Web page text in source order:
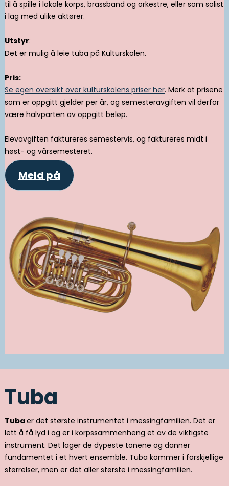
til å spille i lokale korps, brassband og orkestre, eller som solist
i lag med ulike aktører.
Utstyr:
Det er mulig å leie tuba på Kulturskolen.
Pris:
Se egen oversikt over kulturskolens priser her. Merk at prisene
som er oppgitt gjelder per år, og semesteravgiften vil derfor
være halvparten av oppgitt beløp.
Elevavgiften faktureres semestervis, og faktureres midt i
høst- og vårsemesteret.
Meld på
Tuba
Tubaer det største instrumentet i messingfamilien. Det er
lett å få lyd i og er i korpssammenheng et av de viktigste
instrument. Det lager de dypeste tonene og danner
fundamentet i et hvert ensemble. Tuba kommer i forskjellige
størrelser, men er det aller største i messingfamilien.